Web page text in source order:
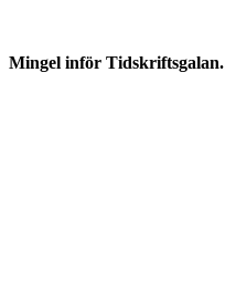
Mingel inför Tidskriftsgalan.